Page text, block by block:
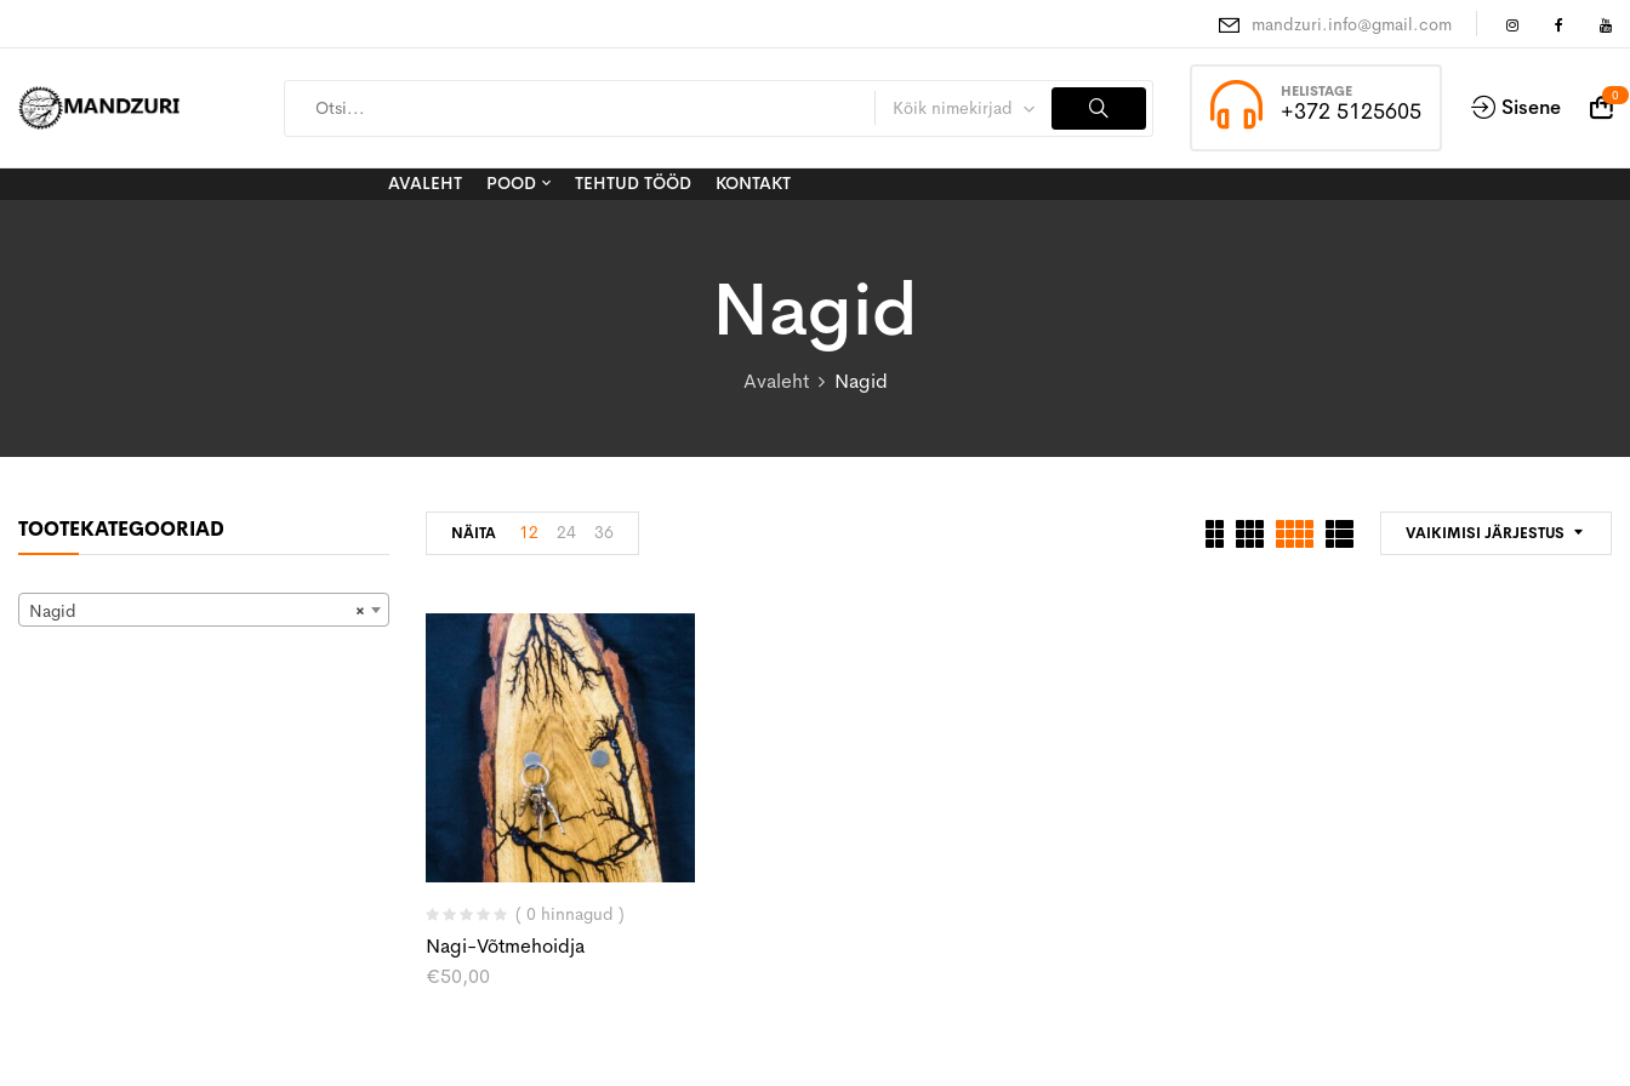
mandzuri.info@gmail.com
Kõik nimekirjad
HELISTAGE
+372 5125605 Sisene 0
AVALEHT POOD TEHTUD TÖÖD KONTAKT
Nagid
Avaleht Nagid
TOOTEKATEGOORIAD
×
Nagid
VAIKIMISI JÄRJESTUS
NÄITA 12 24 36
( 0 hinnagud )
Nagi-Võtmehoidja
€50,00